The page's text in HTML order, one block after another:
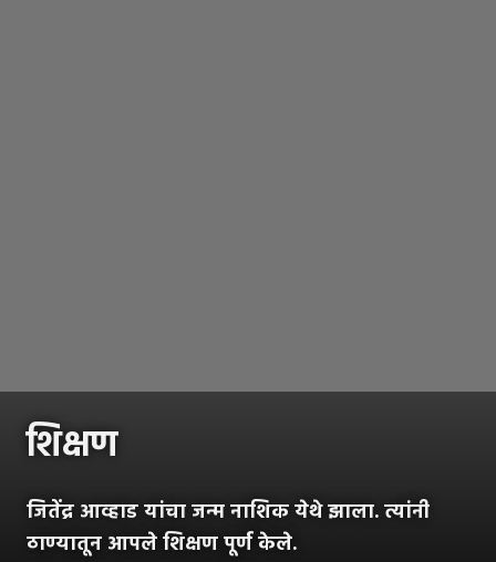
शिक्षण
जितेंद्र आव्हाड यांचा जन्म नाशिक येथे झाला. त्यांनी
ठाण्यातून आपले शिक्षण पूर्ण केले.